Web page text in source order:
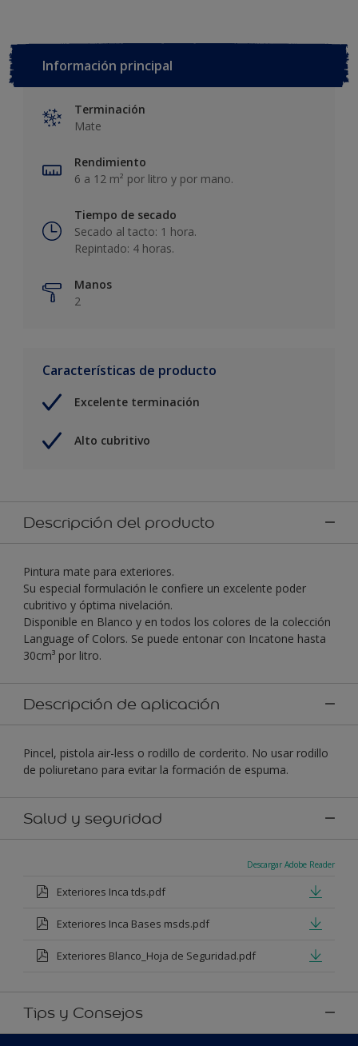
Información principal
Terminación
Mate
Rendimiento
6 a 12 m² por litro y por mano.
Tiempo de secado
Secado al tacto: 1 hora.
Repintado: 4 horas.
Manos
2
Características de producto
Excelente terminación
Alto cubritivo
Descripción del producto
Pintura mate para exteriores.
Su especial formulación le confiere un excelente poder
cubritivo y óptima nivelación.
Disponible en Blanco y en todos los colores de la colección
Language of Colors. Se puede entonar con Incatone hasta
30cm³ por litro.
Descripción de aplicación
Pincel, pistola air-less o rodillo de corderito. No usar rodillo
de poliuretano para evitar la formación de espuma.
Salud y seguridad
Descargar Adobe Reader
Exteriores Inca tds.pdf
Exteriores Inca Bases msds.pdf
Exteriores Blanco_Hoja de Seguridad.pdf
Tips y Consejos